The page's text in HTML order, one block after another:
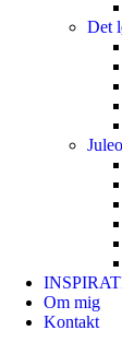
Det
Om mig
Kontakt